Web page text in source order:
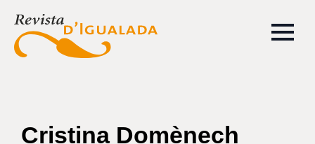
Cristina Domènech